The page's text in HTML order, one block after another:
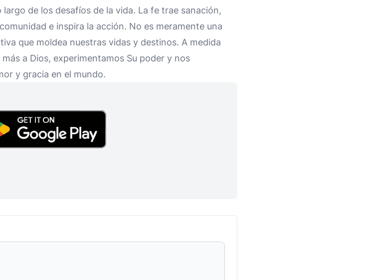
de los desafíos de la vida. La fe trae sanación,
e inspira la acción. No es meramente una
que moldea nuestras vidas y destinos. A medida
a Dios, experimentamos Su poder y nos
y gracia en el mundo.